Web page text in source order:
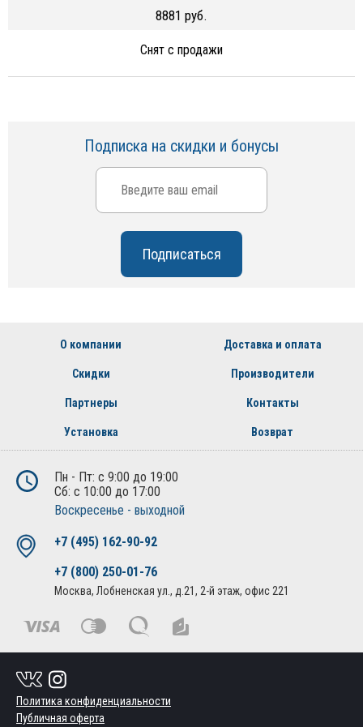
8881 руб.
Снят с продажи
Подписка на скидки и бонусы
О компании Доставка и оплата
Скидки Производители
Партнеры Контакты
Установка Возврат
Пн - Пт: с 9:00 до 19:00
Сб: с 10:00 до 17:00
Воскресенье - выходной
+7 (495) 162-90-92
+7 (800) 250-01-76
Москва, Лобненская ул., д.21, 2-й этаж, офис 221
Политика конфиденциальности
Публичная оферта